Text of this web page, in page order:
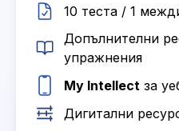
10 теста / 1
Допълнителни
упражнения
My Intellect за
Дигитални